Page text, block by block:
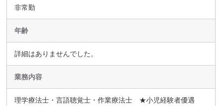
非常勤
年齢
詳細はありませんでした。
業務内容
理学療法士・言語聴覚士・作業療法士 ★小児経験者優遇